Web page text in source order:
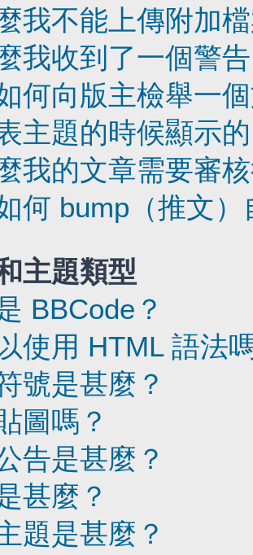
我不能上傳附加
我收到了一個警
何向版主檢舉一
主題的時候顯示
我的文章需要審
何 bump（推文
主題類型
BBCode？
使用 HTML 語法
號是甚麼？
圖嗎？
告是甚麼？
甚麼？
題是甚麼？